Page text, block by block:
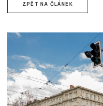
ZPĚT NA ČLÁNEK